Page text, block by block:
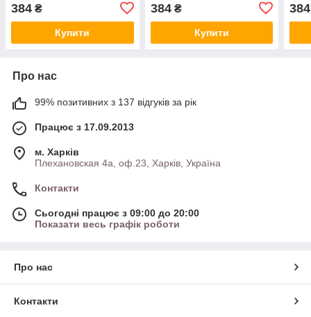
блондин
384 ₴
Купити
блондин
384₴
Купити
384
Про нас
99% позитивних з 137 відгуків за рік
Працює з 17.09.2013
м. Харків
Плехановская 4а, оф.23, Харків, Україна
Контакти
Сьогодні працює з 09:00 до 20:00
Показати весь графік роботи
Про нас
Контакти